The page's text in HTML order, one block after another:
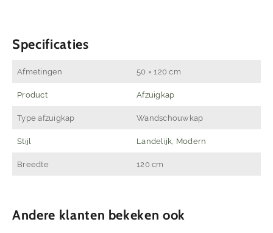
Specificaties
Afmetingen 50 × 120 cm
Product Afzuigkap
Type afzuigkap Wandschouwkap
Stijl Landelijk, Modern
Breedte 120 cm
Andere klanten bekeken ook